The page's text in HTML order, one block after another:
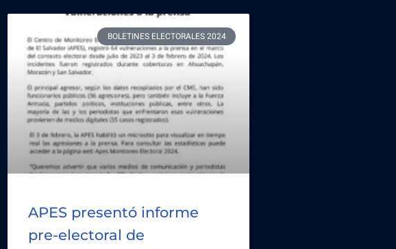
BOLETINES ELECTORALES 2024
APES presentó informe
pre-electoral de